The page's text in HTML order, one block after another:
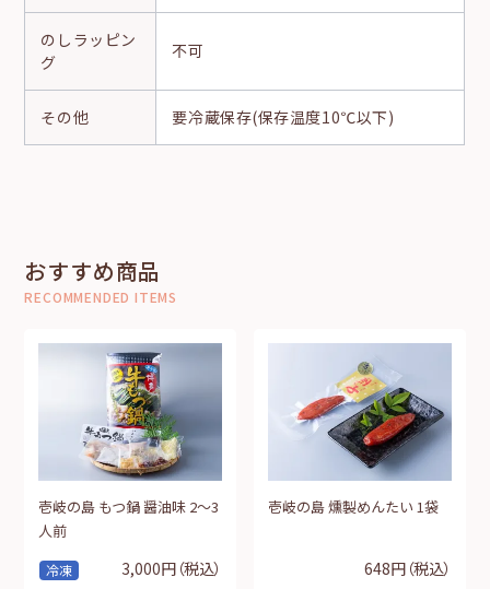
のし ラッピン
グ
不可
その他 要冷蔵保存(保存温度10℃以下)
おすすめ商品
RECOMMENDED ITEMS
冷凍
壱岐の島 もつ鍋 醤油味 2～3
人前
3,000円（税込）
壱岐の島 燻製めんたい 1袋
648円（税込）